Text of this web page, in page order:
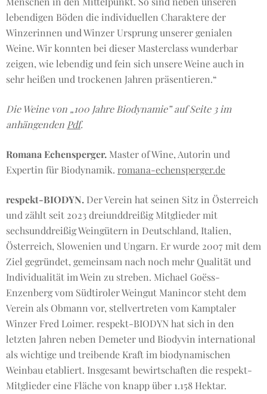
lebendigen Böden die individuellen Charaktere der
Winzerinnen und Winzer Ursprung unserer genialen
Weine. Wir konnten bei dieser Masterclass wunderbar
zeigen, wie lebendig und fein sich unsere Weine auch in
sehr heißen und trockenen Jahren präsentieren.“
Die Weine von „100 Jahre Biodynamie” auf Seite 3 im
anhängenden Pdf.
Romana Echensperger. Master of Wine, Autorin und
Expertin für Biodynamik. romana-echensperger.de
respekt-BIODYN. Der Verein hat seinen Sitz in Österreich
und zählt seit 2023 dreiunddreißig Mitglieder mit
sechsunddreißig Weingütern in Deutschland, Italien,
Österreich, Slowenien und Ungarn. Er wurde 2007 mit dem
Ziel gegründet, gemeinsam nach noch mehr Qualität und
Individualität im Wein zu streben. Michael Goëss-
Enzenberg vom Südtiroler Weingut Manincor steht dem
Verein als Obmann vor, stellvertreten vom Kamptaler
Winzer Fred Loimer. respekt-BIODYN hat sich in den
letzten Jahren neben Demeter und Biodyvin international
als wichtige und treibende Kraft im biodynamischen
Weinbau etabliert. Insgesamt bewirtschaften die respekt-
Mitglieder eine Fläche von knapp über 1.158 Hektar.